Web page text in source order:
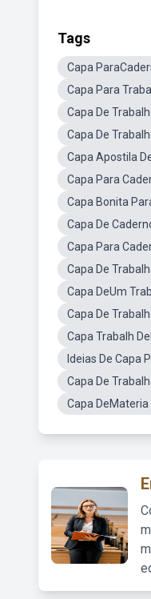
Tags
Capa
Capa Para
Capa De
Capa De
Capa Apostila
Capa Para
Capa Bonita
Capa De
Capa Para
Capa De
Capa DeUm
Capa De
Capa Trabalh
Ideias De Capa
Capa De
Capa DeMateria